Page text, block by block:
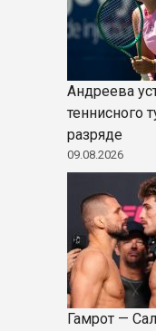
Андреева
теннисного
разряде
09.08.2026
Гамрот —